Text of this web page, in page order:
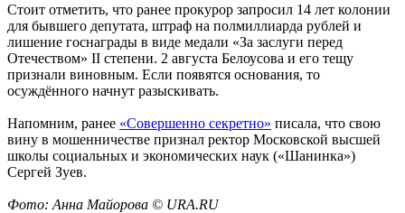
Стоит отметить, что ранее прокурор запросил 14 лет колонии
для бывшего депутата, штраф на полмиллиарда рублей и
лишение госнаграды в виде медали «За заслуги перед
Отечеством» II степени. 2 августа Белоусова и его тещу
признали виновным. Если появятся основания, то
осуждённого начнут разыскивать.
Напомним, ранее «Совершенно секретно» писала, что свою
вину в мошенничестве признал ректор Московской высшей
школы социальных и экономических наук («Шанинка»)
Сергей Зуев.
Фото: Анна Майорова © URA.RU